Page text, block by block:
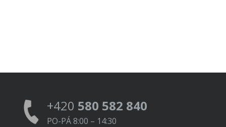
+420 580 582 840
PO-PÁ 8:00 – 14:30